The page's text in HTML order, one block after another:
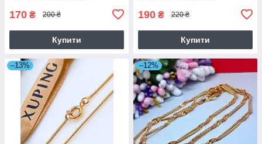
170 ₴ 200 ₴
Купити
190 ₴ 220 ₴
Купити
–13% –12%